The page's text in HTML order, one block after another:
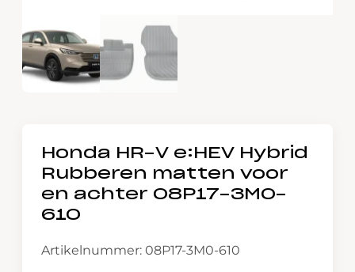
Honda HR-V e:HEV Hybrid
Rubberen matten voor
en achter 08P17-3M0-
610
Artikelnummer: 08P17-3M0-610